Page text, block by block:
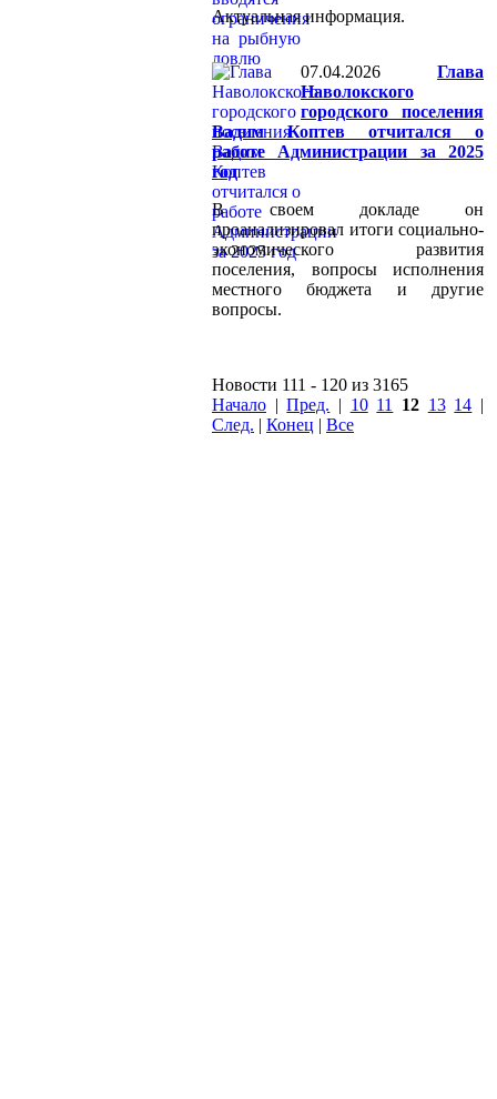
Актуальная информация.
07.04.2026
Глава
Наволокского
городского поселения
Вадим Коптев отчитался о
работе Администрации за 2025
год
В своем докладе он
проанализировал итоги социально-
экономического развития
поселения, вопросы исполнения
местного бюджета и другие
вопросы.
Новости 111 - 120 из 3165
Начало |Пред. | 10 11 12 13 14 |
След. | Конец | Все